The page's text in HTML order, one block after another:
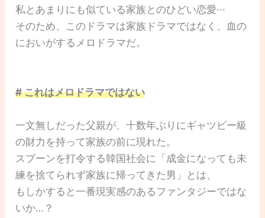
私とあまりにも似ている家族とのひどい恋愛···
そのため、このドラマは家族ドラマではなく、血の
においがするメロドラマだ。
# これはメロドラマではない
一文無しだった父親が、十数年ぶりにギャツビー級
の財力を持って家族の前に現れた。
スプーンを打令する韓国社会に「成金になっても未
練を捨てられず家族に帰ってきた男」とは、
もしかすると一番現実感のあるファンタジーではな
いか…？